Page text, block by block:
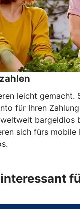
leicht gemacht.
für Ihren
bargeldlos
sich fürs mobile